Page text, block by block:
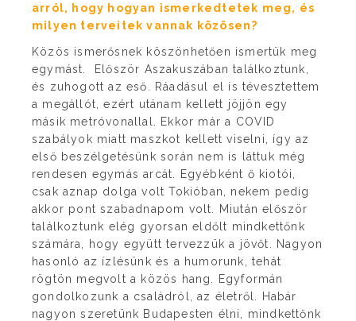
arról, hogy hogyan ismerkedtetek meg, és
milyen terveitek vannak közösen?
Közös ismerősnek köszönhetően ismertük meg
egymást. Először Aszakuszában találkoztunk,
és zuhogott az eső. Ráadásul el is tévesztettem
a megállót, ezért utánam kellett jöjjön egy
másik metróvonallal. Ekkor már a COVID
szabályok miatt maszkot kellett viselni, így az
első beszélgetésünk során nem is láttuk még
rendesen egymás arcát. Egyébként ő kiotói,
csak aznap dolga volt Tokióban, nekem pedig
akkor pont szabadnapom volt. Miután először
találkoztunk elég gyorsan eldőlt mindkettőnk
számára, hogy együtt tervezzük a jövőt. Nagyon
hasonló az ízlésünk és a humorunk, tehát
rögtön megvolt a közös hang. Egyformán
gondolkozunk a családról, az életről. Habár
nagyon szeretünk Budapesten élni, mindkettőnk